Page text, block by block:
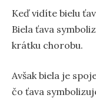
Keď vidíte bielu
Biela ťava
krátku chorobu.
Avšak biela je
čo ťava